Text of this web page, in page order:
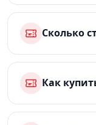
Сколько
Как